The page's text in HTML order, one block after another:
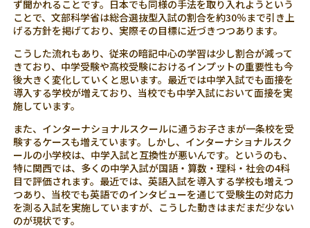
ず聞かれることです。日本でも同様の手法を取り入れようという
ことで、文部科学省は総合選抜型入試の割合を約30％まで引き上
げる方針を掲げており、実際その目標に近づきつつあります。
こうした流れもあり、従来の暗記中心の学習は少し割合が減って
きており、中学受験や高校受験におけるインプットの重要性も今
後大きく変化していくと思います。最近では中学入試でも面接を
導入する学校が増えており、当校でも中学入試において面接を実
施しています。
また、インターナショナルスクールに通うお子さまが一条校を受
験するケースも増えています。しかし、インターナショナルスク
ールの小学校は、中学入試と互換性が悪いんです。というのも、
特に関西では、多くの中学入試が国語・算数・理科・社会の4科
目で評価されます。最近では、英語入試を導入する学校も増えつ
つあり、当校でも英語でのインタビューを通じて受験生の対応力
を測る入試を実施していますが、こうした動きはまだまだ少ない
のが現状です。